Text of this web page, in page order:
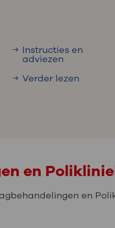
Instructies en
adviezen
Verder lezen
en
en